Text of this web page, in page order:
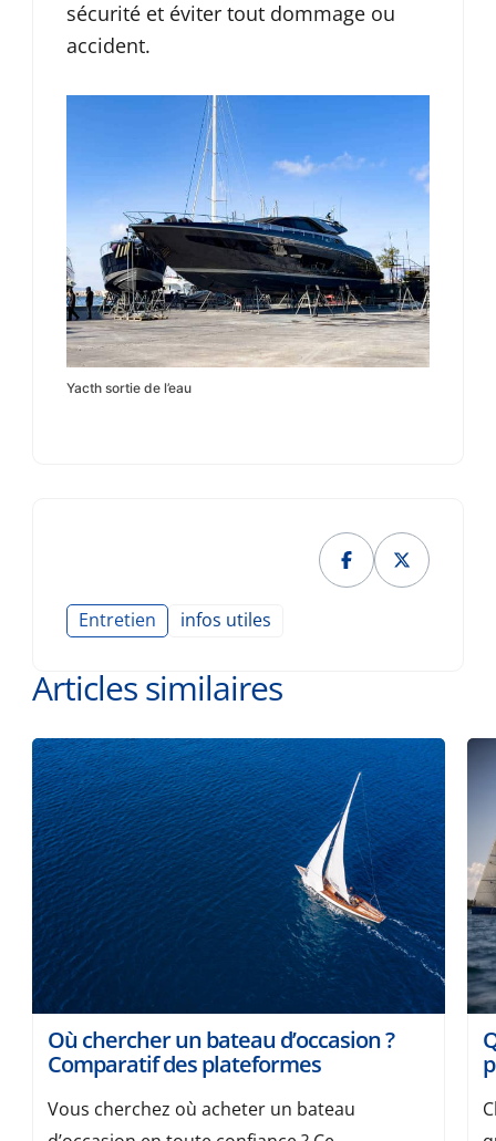
sécurité et éviter tout dommage ou
accident.
Yacth sortie de l’eau
Entretien infos utiles
Articles similaires
Où chercher un bateau d’occasion ?
Comparatif des plateformes
Vous cherchez où acheter un bateau